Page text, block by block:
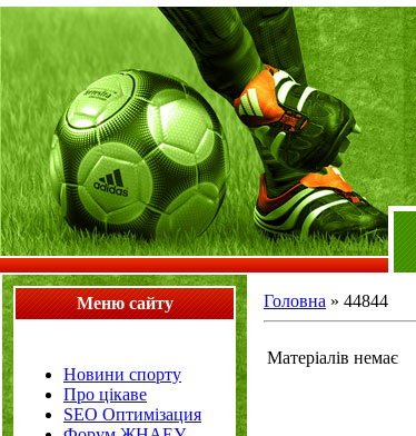
Меню сайту
Новини спорту
Про цікаве
SEO Оптимізация
Головна » 44844
Матеріалів немає